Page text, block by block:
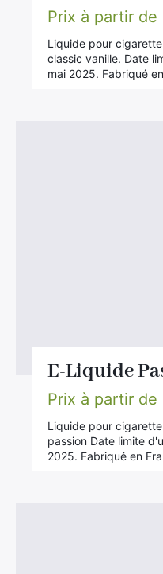
Prix à partir de
Liquide pour
classic vanille. Date
mai 2025. Fabriqué
E-Liquide
Prix à partir de
Liquide pour
passion Date limite
2025. Fabriqué en
Rechercher
: